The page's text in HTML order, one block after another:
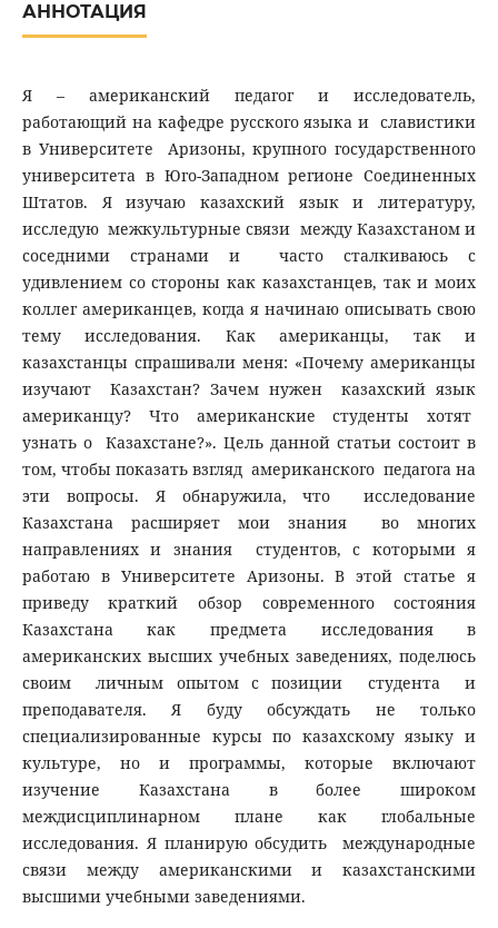
АННОТАЦИЯ
Я – американский педагог и исследователь,
работающий на кафедре русского языка и славистики
в Университете Аризоны, крупного государственного
университета в Юго-Западном регионе Соединенных
Штатов. Я изучаю казахский язык и литературу,
исследую межкультурные связи между Казахстаном и
соседними странами и часто сталкиваюсь с
удивлением со стороны как казахстанцев, так и моих
коллег американцев, когда я начинаю описывать свою
тему исследования. Как американцы, так и
казахстанцы спрашивали меня: «Почему американцы
изучают Казахстан? Зачем нужен казахский язык
американцу? Что американские студенты хотят
узнать о Казахстане?». Цель данной статьи состоит в
том, чтобы показать взгляд американского педагога на
эти вопросы. Я обнаружила, что исследование
Казахстана расширяет мои знания во многих
направлениях и знания студентов, с которыми я
работаю в Университете Аризоны. В этой статье я
приведу краткий обзор современного состояния
Казахстана как предмета исследования в
американских высших учебных заведениях, поделюсь
своим личным опытом с позиции студента и
преподавателя. Я буду обсуждать не только
специализированные курсы по казахскому языку и
культуре, но и программы, которые включают
изучение Казахстана в более широком
междисциплинарном плане как глобальные
исследования. Я планирую обсудить международные
связи между американскими и казахстанскими
высшими учебными заведениями.